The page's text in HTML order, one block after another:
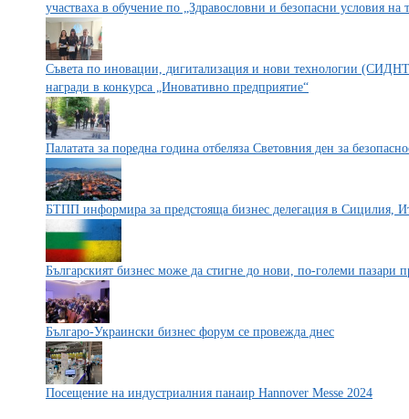
участваха в обучение по „Здравословни и безопасни условия на
Съвета по иновации, дигитализация и нови технологии
награди в конкурса „Иновативно предприятие“
Палатата за поредна година отбеляза Световния ден за
БТПП информира за предстояща бизнес делегация в Сицилия,
Българският бизнес може да стигне до нови, по-големи пазари
Българо-Украински бизнес форум се провежда днес
Посещение на индустриалния панаир Hannover Messe 2024